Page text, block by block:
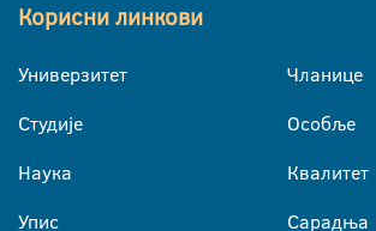
Корисни линкови
Универзитет
Студије
Наука
Упис
Чланице
Особље
Квалитет
Сарадња